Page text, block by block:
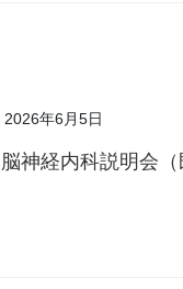
2026年6月5日
脳神経内科説明会（